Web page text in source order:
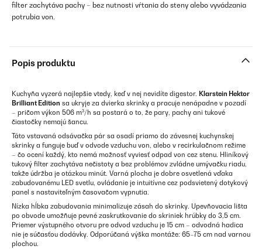
filter zachytáva pachy – bez nutnosti vŕtania do steny alebo vyvádzania
potrubia von.
Popis produktu
Kuchyňa vyzerá najlepšie vtedy, keď v nej nevidíte digestor. Klarstein Hektor
Brilliant Edition sa ukryje za dvierka skrinky a pracuje nenápadne v pozadí
– pričom výkon 506 m³/h sa postará o to, že pary, pachy ani tukové
čiastočky nemajú šancu.
Táto vstavaná odsávačka pár sa osadí priamo do závesnej kuchynskej
skrinky a funguje buď v odvode vzduchu von, alebo v recirkulačnom režime
– čo ocení každý, kto nemá možnosť vyviesť odpad von cez stenu. Hliníkový
tukový filter zachytáva nečistoty a bez problémov zvládne umývačku riadu,
takže údržba je otázkou minút. Varná plocha je dobre osvetlená vďaka
zabudovanému LED svetlu, ovládanie je intuitívne cez podsvietený dotykový
panel s nastaviteľným časovačom vypnutia.
Nízka hĺbka zabudovania minimalizuje zásah do skrinky. Upevňovacia lišta
po obvode umožňuje pevné zaskrutkovanie do skriniek hrúbky do 3,5 cm.
Priemer výstupného otvoru pre odvod vzduchu je 15 cm – odvodná hadica
nie je súčasťou dodávky. Odporúčaná výška montáže: 65–75 cm nad varnou
plochou.